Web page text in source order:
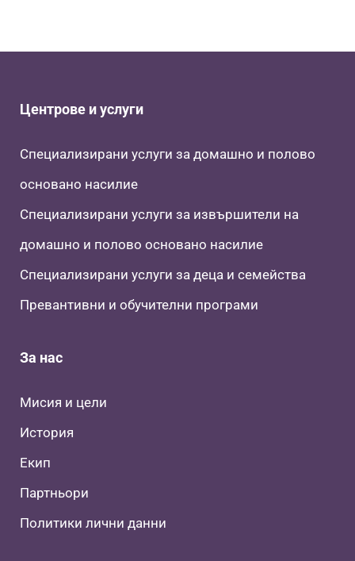
Центрове и услуги
Специализирани услуги за домашно и полово
основано насилие
Специализирани услуги за извършители на
домашно и полово основано насилие
Специализирани услуги за деца и семейства
Превантивни и обучителни програми
За нас
Мисия и цели
История
Екип
Партньори
Политики лични данни